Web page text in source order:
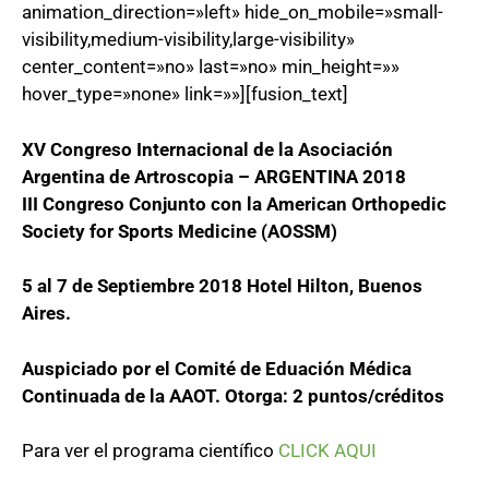
animation_direction=»left» hide_on_mobile=»small-
visibility,medium-visibility,large-visibility»
center_content=»no» last=»no» min_height=»»
hover_type=»none» link=»»][fusion_text]
XV Congreso Internacional de la Asociación
Argentina de Artroscopia – ARGENTINA 2018
III Congreso Conjunto con la American Orthopedic
Society for Sports Medicine (AOSSM)
5 al 7 de Septiembre 2018 Hotel Hilton, Buenos
Aires.
Auspiciado por el Comité de Eduación Médica
Continuada de la AAOT. Otorga: 2 puntos/créditos
Para ver el programa científico CLICK AQUI